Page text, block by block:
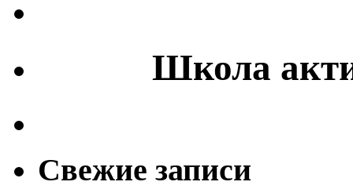
Школа
Свежие записи